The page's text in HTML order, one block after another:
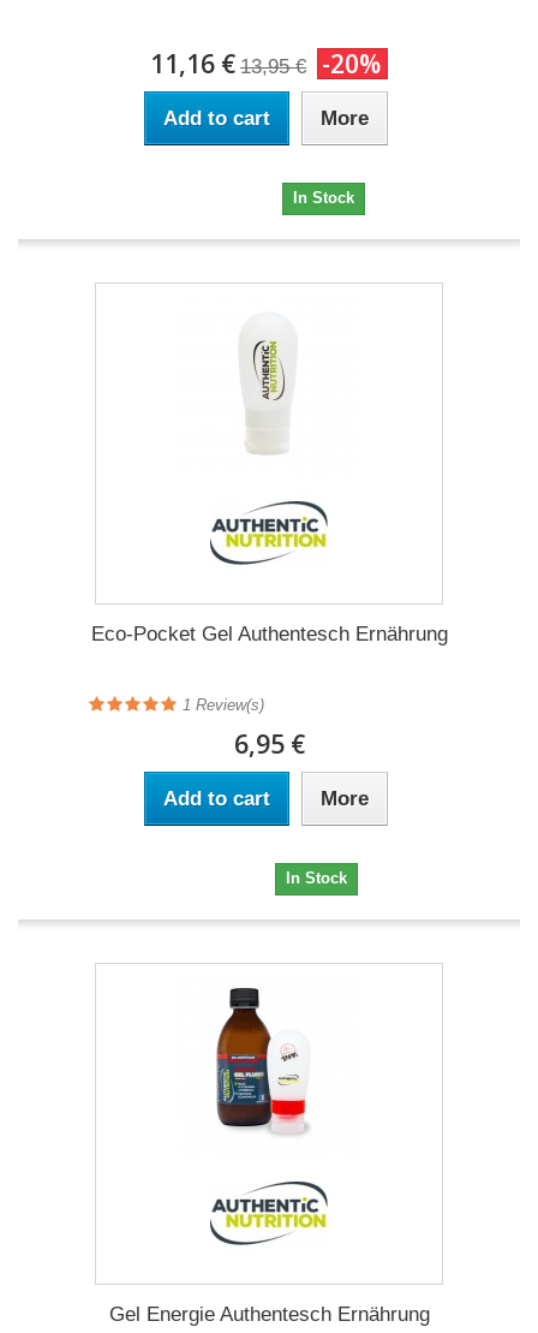
11,16 € 13,95 € -20%
Add to cart More
In Stock
Eco-Pocket Gel Authentesch Ernährung
1 Review(s)
6,95 €
Add to cart More
In Stock
Gel Energie Authentesch Ernährung